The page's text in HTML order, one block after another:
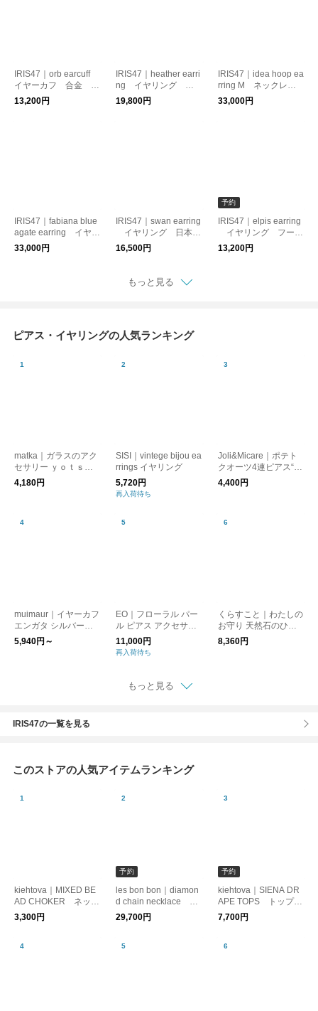
IRIS47｜orb earcuff
イヤーカフ 合金 日
本製
13,200円
IRIS47｜heather earri
ng イヤリング パ
ール 痛くなりにくい
19,800円
IRIS47｜idea hoop ea
rring M ネックレ
ス シルバー925 フ
ープモチーフ
33,000円
IRIS47｜fabiana blue
agate earring イヤリ
ング 青めのう 天然
33,000円
IRIS47｜swan earring
イヤリング 日本
製 痛くなりにくい
16,500円
予約
IRIS47｜elpis earring
イヤリング フー
プ 痛くなりにくい
13,200円
もっと見る
ピアス・イヤリングの人気ランキング
matka｜ガラスのアク
セサリー ｙｏｔｓｕ
（ヨツ）【ピアス・イ
ヤリング】【プレゼン
4,180円
SISI｜vintege bijou ea
rrings イヤリング
5,720円
再入荷待ち
Joli&Micare｜ポテト
クオーツ4連ピアス“po
tato quartz” poq0204-
yn
4,400円
muimaur｜イヤーカフ
エンガタ シルバー
［ギフト/贈り物］
5,940円～
EO｜フローラル パー
ル ピアス アクセサリ
ー Floral Pearl Pierce
EO26AW-28 イオ
11,000円
再入荷待ち
くらすこと｜わたしの
お守り 天然石のひと
粒ピアス［ギフト/贈
り物］
8,360円
もっと見る
IRIS47の一覧を見る
このストアの人気アイテムランキング
kiehtova｜MIXED BE
AD CHOKER ネック
レス コード レイヤ
ード
3,300円
予約
les bon bon｜diamon
d chain necklace ダ
イヤモンド 10金
ネックレス
29,700円
予約
kiehtova｜SIENA DR
APE TOPS トップ
ス カットソー ドレ
ープ
7,700円